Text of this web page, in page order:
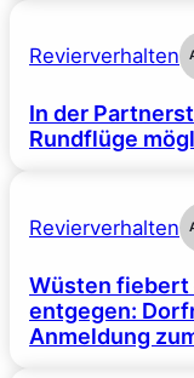
Revierverhalten
In der
Rundflüge
Revierverhalten
Wüsten fiebert
entgegen:
Anmeldung